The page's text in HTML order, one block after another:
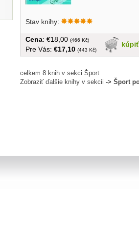
Stav knihy:
kúpiť
Cena: €18,00 (466 Kč)
Pre Vás: €17,10 (443 Kč)
celkem 8 knih v sekci Šport
Zobraziť ďalšie knihy v sekcii -> Šport